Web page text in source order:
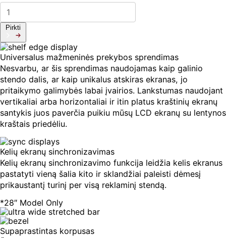
produkto
kiekis:
LCD
reklaminiai
ekranai
skirti
prekių
lentynoms,
28
colių
Pirkti
Universalus mažmeninės prekybos sprendimas
Nesvarbu, ar šis sprendimas naudojamas kaip galinio
stendo dalis, ar kaip unikalus atskiras ekranas, jo
pritaikymo galimybės labai įvairios. Lankstumas naudojant
vertikaliai arba horizontaliai ir itin platus kraštinių ekranų
santykis juos paverčia puikiu mūsų LCD ekranų su lentynos
kraštais priedėliu.
Kelių ekranų sinchronizavimas
Kelių ekranų sinchronizavimo funkcija leidžia kelis ekranus
pastatyti vieną šalia kito ir sklandžiai paleisti dėmesį
prikaustantį turinį per visą reklaminį stendą.
*28″ Model Only
Supaprastintas korpusas